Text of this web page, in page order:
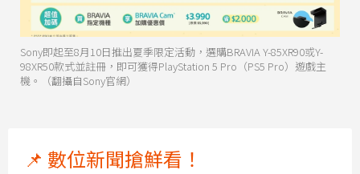
Sony即起至8月10日推出夏季限定活動，選購BRAVIA Y-85XR90或Y-
98XR50款式並註冊，即可獲得PlayStation 5 Pro（PS5 Pro）遊戲主
機。（翻攝自Sony官網）
📌 數位新聞搶鮮看！